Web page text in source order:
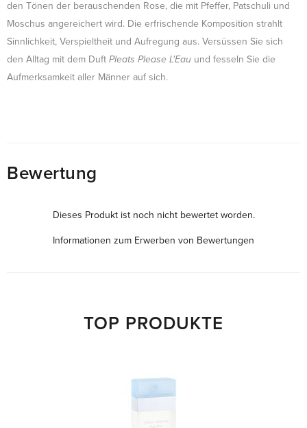
den Tönen der berauschenden Rose, die mit Pfeffer, Patschuli und
Moschus angereichert wird. Die erfrischende Komposition strahlt
Sinnlichkeit, Verspieltheit und Aufregung aus. Versüssen Sie sich
den Alltag mit dem Duft Pleats Please L'Eau und fesseln Sie die
Aufmerksamkeit aller Männer auf sich.
Bewertung
Dieses Produkt ist noch nicht bewertet worden.
Informationen zum Erwerben von Bewertungen
TOP PRODUKTE